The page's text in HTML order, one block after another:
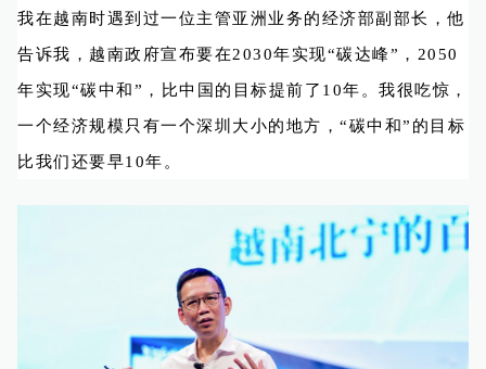
我在越南时遇到过一位主管亚洲业务的经济部副部长，他
告诉我，越南政府宣布要在2030年实现“碳达峰”，2050
年实现“碳中和”，比中国的目标提前了10年。我很吃惊，
一个经济规模只有一个深圳大小的地方，“碳中和”的目标
比我们还要早10年。